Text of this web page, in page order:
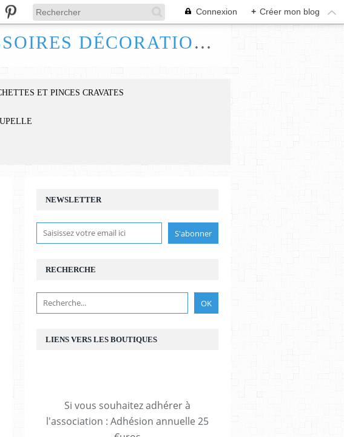
Connexion + Créer mon blog
FRANCE HANDI ART, BIJOUX ACCESSOIRES DÉCORATIONS
ET PINCES CRAVATES
NEWSLETTER
RECHERCHE
LIENS VERS LES BOUTIQUES
Si vous souhaitez adhérer à
l'association : Adhésion annuelle 25